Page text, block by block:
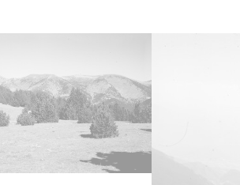
CC BY-NC-SA 4.0